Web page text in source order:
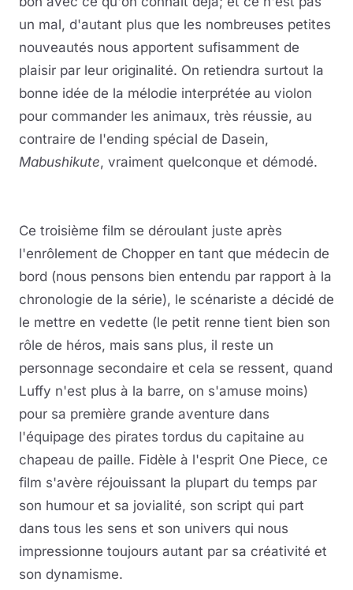
un mal, d'autant plus que les nombreuses petites
nouveautés nous apportent sufisamment de
plaisir par leur originalité. On retiendra surtout la
bonne idée de la mélodie interprétée au violon
pour commander les animaux, très réussie, au
contraire de l'ending spécial de Dasein,
Mabushikute, vraiment quelconque et démodé.
Ce troisième film se déroulant juste après
l'enrôlement de Chopper en tant que médecin de
bord (nous pensons bien entendu par rapport à la
chronologie de la série), le scénariste a décidé de
le mettre en vedette (le petit renne tient bien son
rôle de héros, mais sans plus, il reste un
personnage secondaire et cela se ressent, quand
Luffy n'est plus à la barre, on s'amuse moins)
pour sa première grande aventure dans
l'équipage des pirates tordus du capitaine au
chapeau de paille. Fidèle à l'esprit One Piece, ce
film s'avère réjouissant la plupart du temps par
son humour et sa jovialité, son script qui part
dans tous les sens et son univers qui nous
impressionne toujours autant par sa créativité et
son dynamisme.